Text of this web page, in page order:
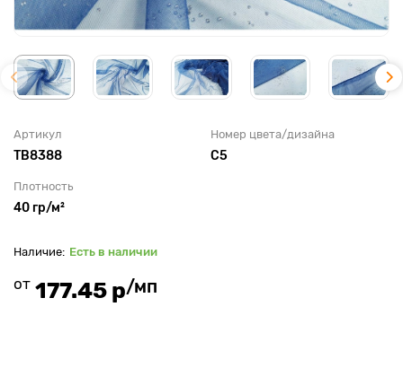
Артикул
TB8388
Номер цвета/дизайна
С5
Плотность
40 гр/м²
Есть в наличии
от 177.45 р/мп